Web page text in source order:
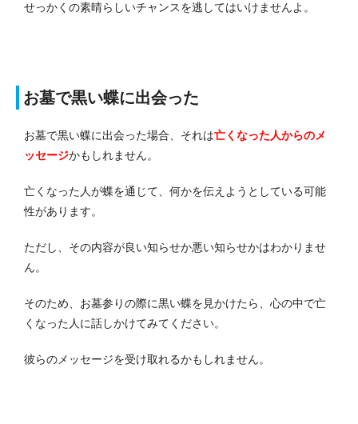
せっかくの素晴らしいチャンスを逃してはいけませんよ。
お墓で黒い蝶に出会った
お墓で黒い蝶に出会った場合、それは亡くなった人からのメ
ッセージかもしれません。
亡くなった人が蝶を通じて、何かを伝えようとしている可能
性があります。
ただし、その内容が良い知らせか悪い知らせかはわかりませ
ん。
そのため、お墓参りの際に黒い蝶を見かけたら、心の中で亡
くなった人に話しかけてみてください。
彼らのメッセージを受け取れるかもしれません。